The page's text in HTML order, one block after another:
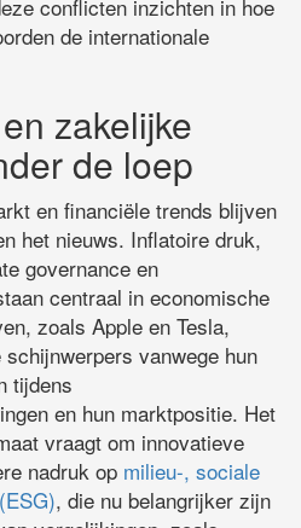
conflicten inzichten in hoe
de internationale
zakelijke
de loep
en financiële trends blijven
het nieuws. Inflatoire druk,
governance en
centraal in economische
zoals Apple en Tesla,
vanwege hun
tijdens
en hun marktpositie. Het
vraagt om innovatieve
nadruk op milieu-, sociale
, die nu belangrijker zijn